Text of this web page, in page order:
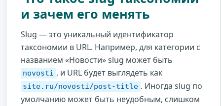
и зачем его менять
Slug — это уникальный идентификатор
таксономии в URL. Например, для категории с
названием «Новости» slug может быть
novosti , и URL будет выглядеть как
site.ru/novosti/post-title . Иногда slug по
умолчанию может быть неудобным, слишком